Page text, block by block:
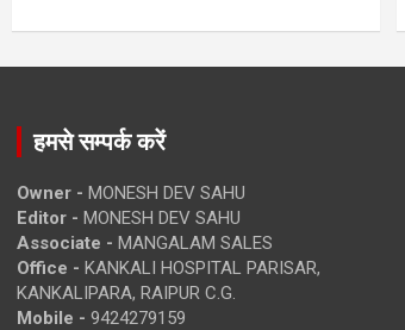
हमसे सम्पर्क करें
Owner - MONESH DEV SAHU
Editor - MONESH DEV SAHU
Associate - MANGALAM SALES
Office - KANKALI HOSPITAL PARISAR,
KANKALIPARA, RAIPUR C.G.
Mobile - 9424279159